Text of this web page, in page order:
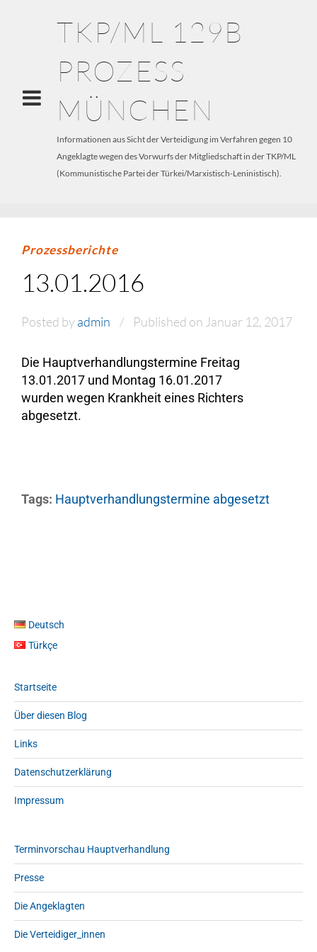
TKP/ML 129B
PROZESS
MÜNCHEN
Informationen aus Sicht der Verteidigung im Verfahren gegen 10
Angeklagte wegen des Vorwurfs der Mitgliedschaft in der TKP/ML
(Kommunistische Partei der Türkei/Marxistisch-Leninistisch).
Prozessberichte
13.01.2016
Posted byadmin Published on Januar 12, 2017
Die Hauptverhandlungstermine Freitag
13.01.2017 und Montag 16.01.2017
wurden wegen Krankheit eines Richters
abgesetzt.
Tags: Hauptverhandlungstermine abgesetzt
Deutsch
Türkçe
Startseite
Über diesen Blog
Links
Datenschutzerklärung
Impressum
Terminvorschau Hauptverhandlung
Presse
Die Angeklagten
Die Verteidiger_innen